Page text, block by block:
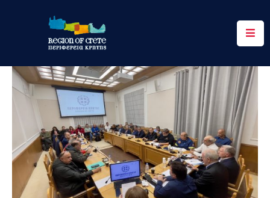
Περιφέρεια
Ενημέρωση
Δράσεις
Ψηφιακές
Υπηρεσίες